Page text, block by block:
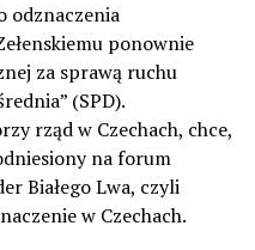
odznaczenia
ponownie
za sprawą ruchu
(SPD).
rząd w Czechach, chce,
na forum
Białego Lwa, czyli
w Czechach.